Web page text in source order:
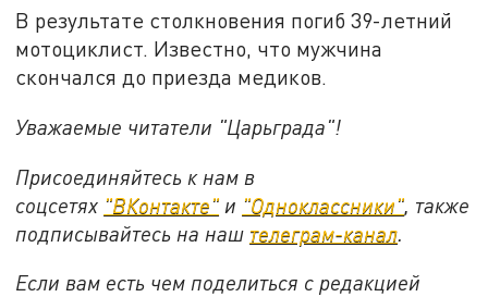
В результате столкновения погиб 39-летний
мотоциклист. Известно, что мужчина
скончался до приезда медиков.
Уважаемые читатели "Царьграда"!
Присоединяйтесь к нам в
соцсетях "ВКонтакте" и "Одноклассники" , также
подписывайтесь на наш телеграм-канал
Если вам есть чем поделиться с редакцией